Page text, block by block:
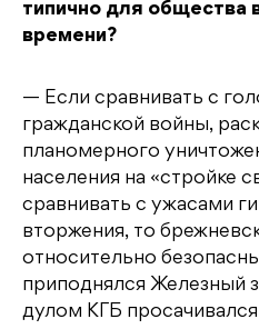
типично для общества
времени?
— Если сравнивать с
гражданской войны,
планомерного
населения на «стройке
сравнивать с ужасами
вторжения, то
относительно
приподнялся Железный
дулом КГБ